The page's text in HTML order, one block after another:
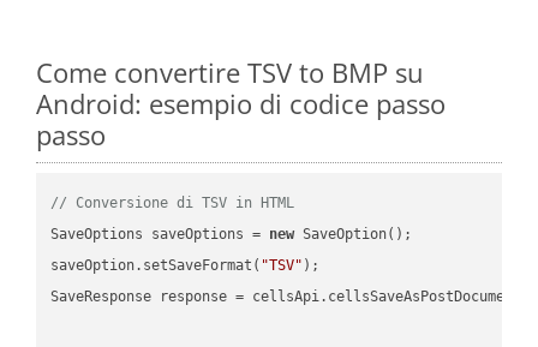
Come convertire TSV to BMP su
Android: esempio di codice passo
passo
// Conversione di TSV in HTML
SaveOptions saveOptions = new SaveOption();
saveOption.setSaveFormat( "TSV" );
SaveResponse response =